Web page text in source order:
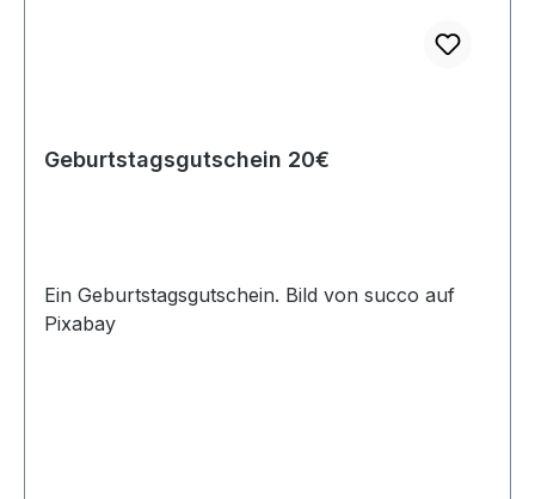
Geburtstagsgutschein 20€
Ein Geburtstagsgutschein. Bild von succo auf
Pixabay